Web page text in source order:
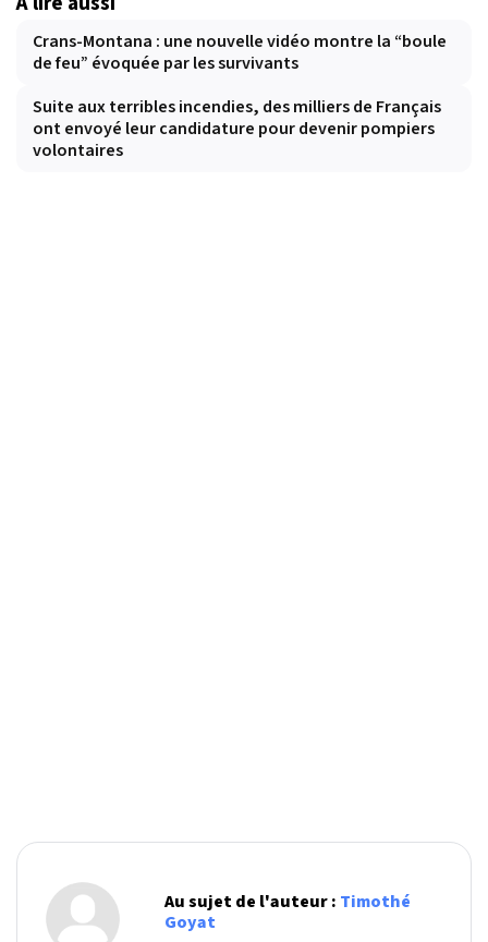
Crans-Montana : une nouvelle vidéo montre la “boule
de feu” évoquée par les survivants
Suite aux terribles incendies, des milliers de Français
ont envoyé leur candidature pour devenir pompiers
volontaires
Au sujet de l'auteur : Timothé
Goyat